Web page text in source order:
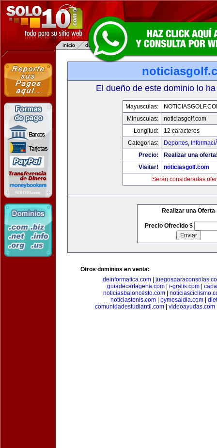
El dueño de este dominio lo
Mayusculas:
Minusculas:
noticiasgolf.com
Longitud:
12 caracteres
Categorias:
Deportes,
Precio:
Realizar una
Visitar!
noticiasgolf.com
Serán consideradas
Realizar una Oferta
Precio Ofrecido $
Otros dominios en venta:
deinformatica.com
guiadecartagena.com| i-gratis.com|
noticiasbaloncesto.com
noticiastenis.com
pymesaldia.com
comunidadestudiantil.com| videoayudas.com